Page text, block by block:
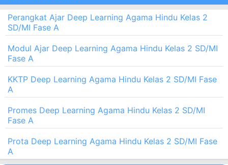
Perangkat Ajar Deep Learning Agama Hindu Kelas 2
SD/MI Fase A
Modul Ajar Deep Learning Agama Hindu Kelas 2 SD/MI
Fase A
KKTP Deep Learning Agama Hindu Kelas 2 SD/MI Fase
A
Promes Deep Learning Agama Hindu Kelas 2 SD/MI
Fase A
Prota Deep Learning Agama Hindu Kelas 2 SD/MI Fase
A